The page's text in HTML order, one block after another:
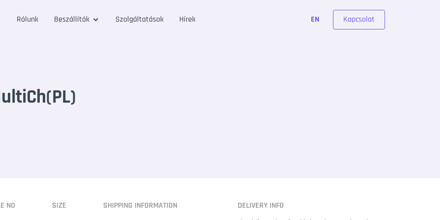
Rólunk Beszállítók Szolgáltatások Hírek EN Kapcsolat
NO SIZE SHIPPING INFORMATION DELIVERY INFO